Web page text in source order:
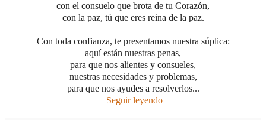
con el consuelo que brota de tu Corazón,
con la paz, tú que eres reina de la paz.
Con toda confianza, te presentamos nuestra súplica:
aquí están nuestras penas,
para que nos alientes y consueles,
nuestras necesidades y problemas,
para que nos ayudes a resolverlos...
Seguir leyendo